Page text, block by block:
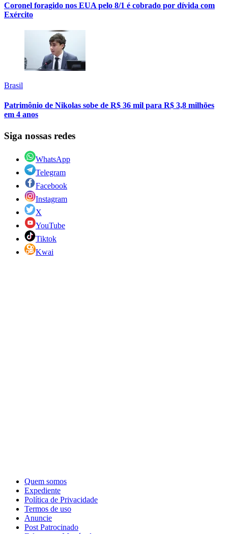
Coronel foragido nos EUA pelo 8/1 é cobrado por dívida com
Exército
Brasil
Patrimônio de Nikolas sobe de R$ 36 mil para R$ 3,8 milhões
em 4 anos
Siga nossas redes
WhatsApp
Telegram
Facebook
Instagram
X
YouTube
Tiktok
Kwai
Quem somos
Expediente
Política de Privacidade
Termos de uso
Anuncie
Post Patrocinado